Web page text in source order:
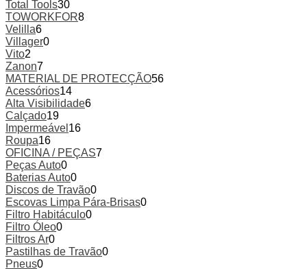
Total Tools30
TOWORKFOR8
Velilla6
Villager0
Vito2
Zanon7
MATERIAL DE PROTECÇÃO56
Acessórios14
Alta Visibilidade6
Calçado19
Impermeável 16
Roupa16
OFICINA / PEÇAS7
Peças Auto0
Baterias Auto0
Discos de Travão0
Escovas Limpa Pára-Brisas0
Filtro Habitáculo0
Filtro Óleo0
Filtros Ar0
Pastilhas de Travão0
Pneus0